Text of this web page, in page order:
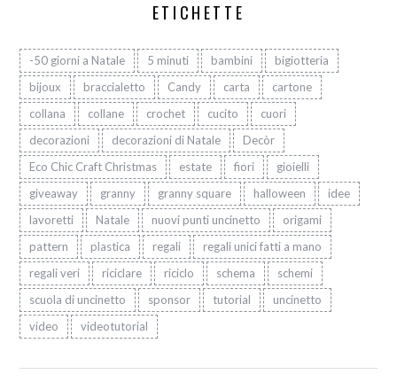
ETICHETTE
-50 giorni a Natale 5 minuti bambini
bigiotteria
bijoux
braccialetto Candy carta
cartone
collana
collane crochet cucito
cuori
decorazioni
decorazioni di Natale
Decòr
Eco Chic Craft Christmas
estate fiori
gioielli
giveaway
granny granny square halloween
idee
lavoretti
Natale nuovi punti uncinetto
origami
pattern
plastica regali
regali unici fatti a mano
regali veri
riciclare riciclo schema
schemi
scuola di uncinetto
sponsor tutorial
uncinetto
video
videotutorial